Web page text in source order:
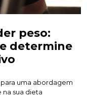
peso:
determine
uma abordagem
na sua dieta